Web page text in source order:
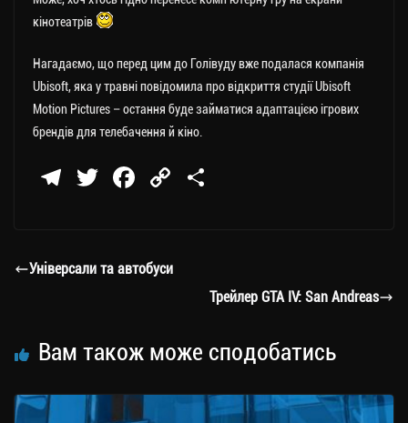
кінотеатрів
Нагадаємо, що перед цим до Голівуду вже подалася компанія
Ubisoft, яка у травні повідомила про відкриття студії Ubisoft
Motion Pictures – остання буде займатися адаптацією ігрових
брендів для телебачення й кіно.
Te
a
T
er
Fa
ok
C
ти
Універсали та автобуси
Трейлер GTA IV: San Andreas
Вам також може сподобатись